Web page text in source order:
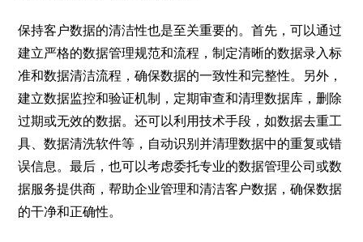
保持客户数据的清洁性也是至关重要的。首先，可以通过
建立严格的数据管理规范和流程，制定清晰的数据录入标
准和数据清洁流程，确保数据的一致性和完整性。另外，
建立数据监控和验证机制，定期审查和清理数据库，删除
过期或无效的数据。还可以利用技术手段，如数据去重工
具、数据清洗软件等，自动识别并清理数据中的重复或错
误信息。最后，也可以考虑委托专业的数据管理公司或数
据服务提供商，帮助企业管理和清洁客户数据，确保数据
的干净和正确性。